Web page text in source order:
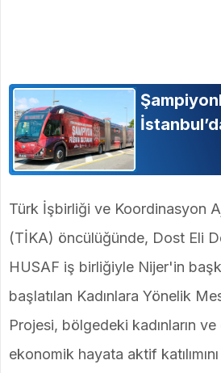
Türk İşbirliği ve Koordinasyon
(TİKA) öncülüğünde, Dost Eli
HUSAF iş birliğiyle Nijer'in
başlatılan Kadınlara Yönelik
Projesi, bölgedeki kadınların ve
ekonomik hayata aktif